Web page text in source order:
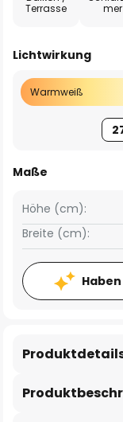
Terrasse
mer
Lichtwirkung
Warmweiß
Maße
Breite (cm):
Höhe (cm):